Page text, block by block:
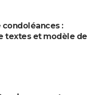
condoléances :
textes et modèle de